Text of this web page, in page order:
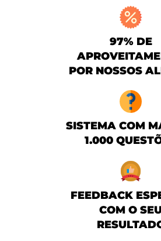
97% DE
POR NOSSOS
SISTEMA COM
1.000
FEEDBACK
COM O